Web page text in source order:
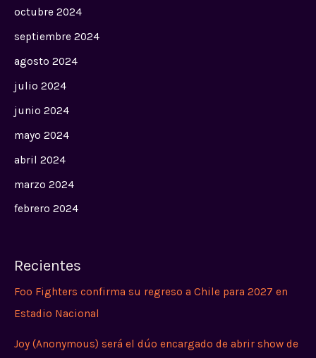
octubre 2024
septiembre 2024
agosto 2024
julio 2024
junio 2024
mayo 2024
abril 2024
marzo 2024
febrero 2024
Recientes
Foo Fighters confirma su regreso a Chile para 2027 en
Estadio Nacional
Joy (Anonymous) será el dúo encargado de abrir show de